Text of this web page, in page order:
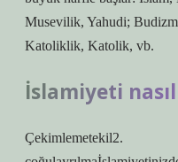
Musevilik, Yahudi;
Katoliklik, Katolik, vb.
İslamiyeti nasıl
Çekimlemetekil2.